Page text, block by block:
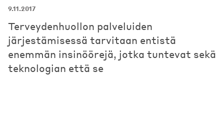
9.11.2017
Terveydenhuollon palveluiden
järjestämisessä tarvitaan entistä
enemmän insinöörejä, jotka tuntevat sekä
teknologian että se